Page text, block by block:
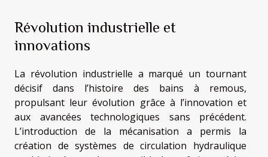
Révolution industrielle et
innovations
La révolution industrielle a marqué un tournant
décisif dans l’histoire des bains à remous,
propulsant leur évolution grâce à l’innovation et
aux avancées technologiques sans précédent.
L’introduction de la mécanisation a permis la
création de systèmes de circulation hydraulique